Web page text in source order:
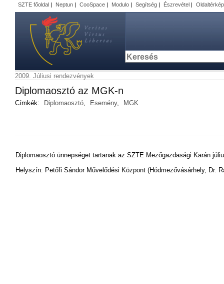
SZTE főoldal | Neptun | CooSpace | Modulo | Segítség | Észrevétel | Oldaltérkép
2009. Júliusi rendezvények
Diplomaosztó az MGK-n
Címkék: Diplomaosztó, Esemény, MGK
Diplomaosztó ünnepséget tartanak az SZTE Mezőgazdasági Karán
Helyszín: Petőfi Sándor Művelődési Központ (Hódmezővásárhely, Dr.